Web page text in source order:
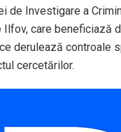
de Investigare a
care beneficiază
derulează controale
cercetărilor.